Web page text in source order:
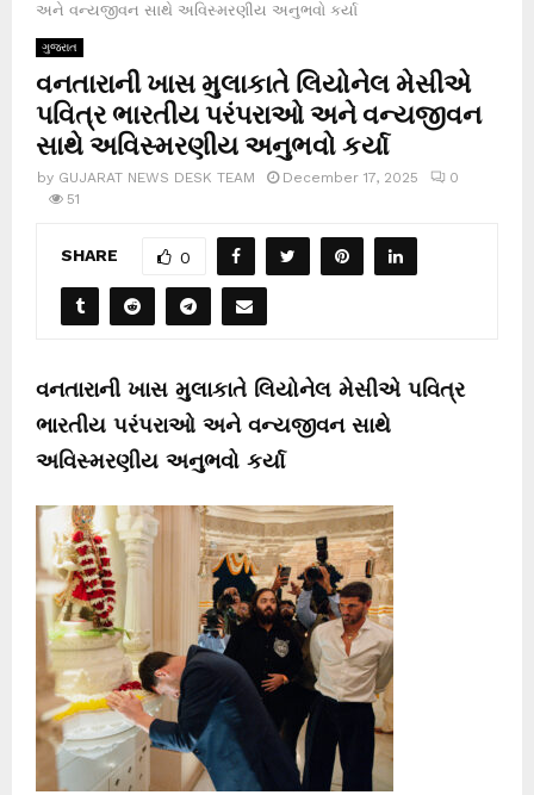
અને વન્યજીવન સાથે અવિસ્મરણીય અનુભવો કર્યા
ગુજરાત
વનતારાની ખાસ મુલાકાતે લિયોનેલ મેસીએ
પવિત્ર ભારતીય પરંપરાઓ અને વન્યજીવન
સાથે અવિસ્મરણીય અનુભવો કર્યા
by GUJARAT NEWS DESK TEAM December 17, 2025
0
51
SHARE 0
વનતારાની ખાસ મુલાકાતે લિયોનેલ મેસીએ પવિત્ર
ભારતીય પરંપરાઓ અને વન્યજીવન સાથે
અવિસ્મરણીય અનુભવો કર્યા